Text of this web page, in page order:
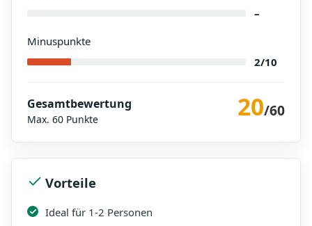
–
Minuspunkte
2/10
Gesamtbewertung
Max. 60 Punkte 20/60
Vorteile
Ideal für 1-2 Personen